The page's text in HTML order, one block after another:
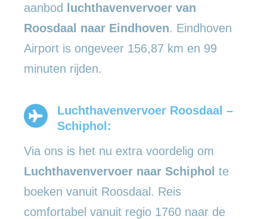
aanbod
luchthavenvervoer van
Roosdaal naar Eindhoven. Eindhoven
Airport is ongeveer 156,87 km en 99
minuten rijden.
Luchthavenvervoer Roosdaal –
Schiphol:
Via ons is het nu extra voordelig om
Luchthavenvervoer naar Schiphol te
boeken vanuit Roosdaal. Reis
comfortabel vanuit regio 1760 naar de